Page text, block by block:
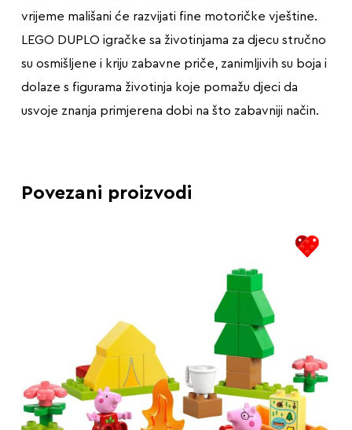
vrijeme mališani će razvijati fine motoričke vještine.
LEGO DUPLO igračke sa životinjama za djecu stručno
su osmišljene i kriju zabavne priče, zanimljivih su boja i
dolaze s figurama životinja koje pomažu djeci da
usvoje znanja primjerena dobi na što zabavniji način.
Povezani proizvodi